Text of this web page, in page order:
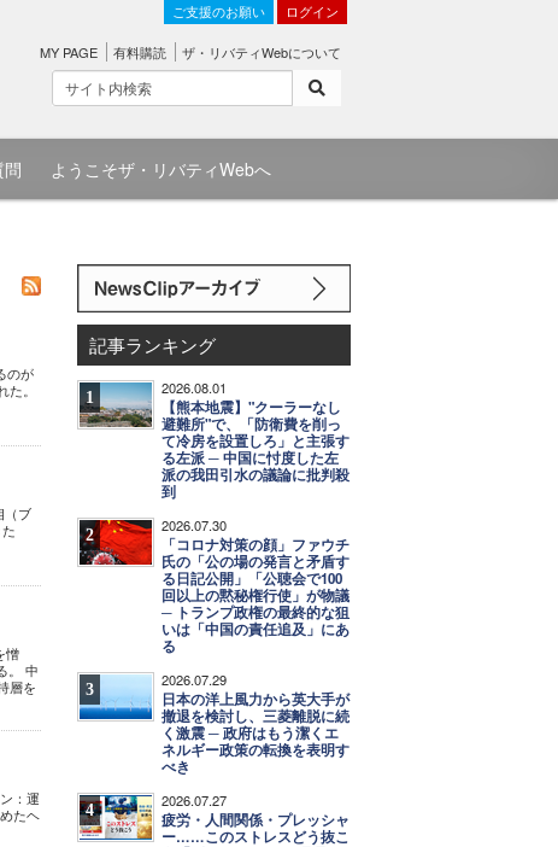
ご支援のお願い ログイン
MY PAGE 有料購読 ザ・リバティWebについて
問 ようこそザ・リバティWebへ
のが
。
（ブ
憎
。 中
層を
：運
たヘ
記事ランキング
1 2026.08.01
【熊本地震】"クーラーなし
避難所"で、「防衛費を削っ
て冷房を設置しろ」と主張す
る左派 ─ 中国に忖度した左
派の我田引水の議論に批判殺
到
2 2026.07.30
「コロナ対策の顔」ファウチ
氏の「公の場の発言と矛盾す
る日記公開」「公聴会で100
回以上の黙秘権行使」が物議
─ トランプ政権の最終的な狙
いは「中国の責任追及」にあ
る
3 2026.07.29
日本の洋上風力から英大手が
撤退を検討し、三菱離脱に続
く激震 ─ 政府はもう潔くエ
ネルギー政策の転換を表明す
べき
4 2026.07.27
疲労・人間関係・プレッシャ
ー……このストレスどう抜こ